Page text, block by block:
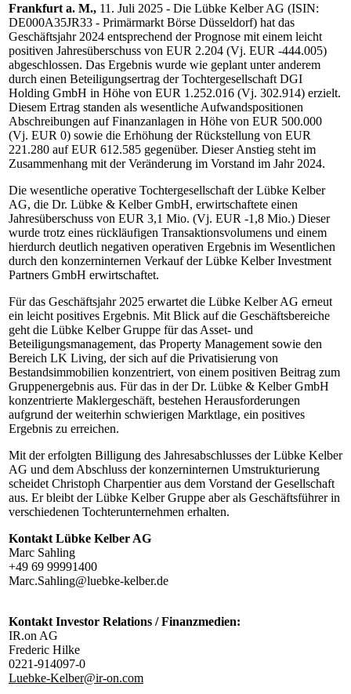
Frankfurt a. M., 11. Juli 2025 - Die Lübke Kelber AG (ISIN:
DE000A35JR33 - Primärmarkt Börse Düsseldorf) hat das
Geschäftsjahr 2024 entsprechend der Prognose mit einem leicht
positiven Jahresüberschuss von EUR 2.204 (Vj. EUR -444.005)
abgeschlossen. Das Ergebnis wurde wie geplant unter anderem
durch einen Beteiligungsertrag der Tochtergesellschaft DGI
Holding GmbH in Höhe von EUR 1.252.016 (Vj. 302.914) erzielt.
Diesem Ertrag standen als wesentliche Aufwandspositionen
Abschreibungen auf Finanzanlagen in Höhe von EUR 500.000
(Vj. EUR 0) sowie die Erhöhung der Rückstellung von EUR
221.280 auf EUR 612.585 gegenüber. Dieser Anstieg steht im
Zusammenhang mit der Veränderung im Vorstand im Jahr 2024.
Die wesentliche operative Tochtergesellschaft der Lübke Kelber
AG, die Dr. Lübke & Kelber GmbH, erwirtschaftete einen
Jahresüberschuss von EUR 3,1 Mio. (Vj. EUR -1,8 Mio.) Dieser
wurde trotz eines rückläufigen Transaktionsvolumens und einem
hierdurch deutlich negativen operativen Ergebnis im Wesentlichen
durch den konzerninternen Verkauf der Lübke Kelber Investment
Partners GmbH erwirtschaftet.
Für das Geschäftsjahr 2025 erwartet die Lübke Kelber AG erneut
ein leicht positives Ergebnis. Mit Blick auf die Geschäftsbereiche
geht die Lübke Kelber Gruppe für das Asset- und
Beteiligungsmanagement, das Property Management sowie den
Bereich LK Living, der sich auf die Privatisierung von
Bestandsimmobilien konzentriert, von einem positiven Beitrag zum
Gruppenergebnis aus. Für das in der Dr. Lübke & Kelber GmbH
konzentrierte Maklergeschäft, bestehen Herausforderungen
aufgrund der weiterhin schwierigen Marktlage, ein positives
Ergebnis zu erreichen.
Mit der erfolgten Billigung des Jahresabschlusses der Lübke Kelber
AG und dem Abschluss der konzerninternen Umstrukturierung
scheidet Christoph Charpentier aus dem Vorstand der Gesellschaft
aus. Er bleibt der Lübke Kelber Gruppe aber als Geschäftsführer in
verschiedenen Tochterunternehmen erhalten.
Kontakt Lübke Kelber AG
Marc Sahling
+49 69 99991400
Marc.Sahling@luebke-kelber.de
Kontakt Investor Relations / Finanzmedien:
IR.on AG
Frederic Hilke
0221-914097-0
Luebke-Kelber@ir-on.com